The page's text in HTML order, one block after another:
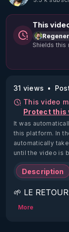
This
Shields
31 views
This video
Protect this
It was
this platform. In
automatically
until the video is
Description
🌱 LE
2022)!
More